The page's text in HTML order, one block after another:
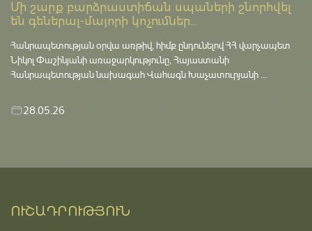
Մի շարք բարձրաստիճան սպաների շնորհվել
են գեներալ-մայորի կոչումներ...
Հանրապետության օրվա առթիվ, հիմք ընդունելով ՀՀ վարչապետ
Նիկոլ Փաշինյանի առաջարկությունը, Հայաստանի
Հանրապետության նախագահ Վահագն Խաչատուրյանի ...
28.05.26
ՈՒՇԱԴՐՈՒԹՅՈՒՆ